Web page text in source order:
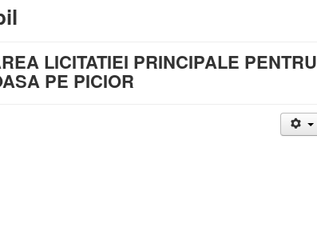
LICITATIEI PRINCIPALE PENTRU
PE PICIOR